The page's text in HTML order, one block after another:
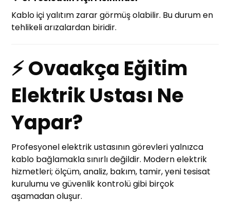
Kablo içi yalıtım zarar görmüş olabilir. Bu durum en
tehlikeli arızalardan biridir.
⚡ Ovaakça Eğitim
Elektrik Ustası Ne
Yapar?
Profesyonel elektrik ustasının görevleri yalnızca
kablo bağlamakla sınırlı değildir. Modern elektrik
hizmetleri; ölçüm, analiz, bakım, tamir, yeni tesisat
kurulumu ve güvenlik kontrolü gibi birçok
aşamadan oluşur.